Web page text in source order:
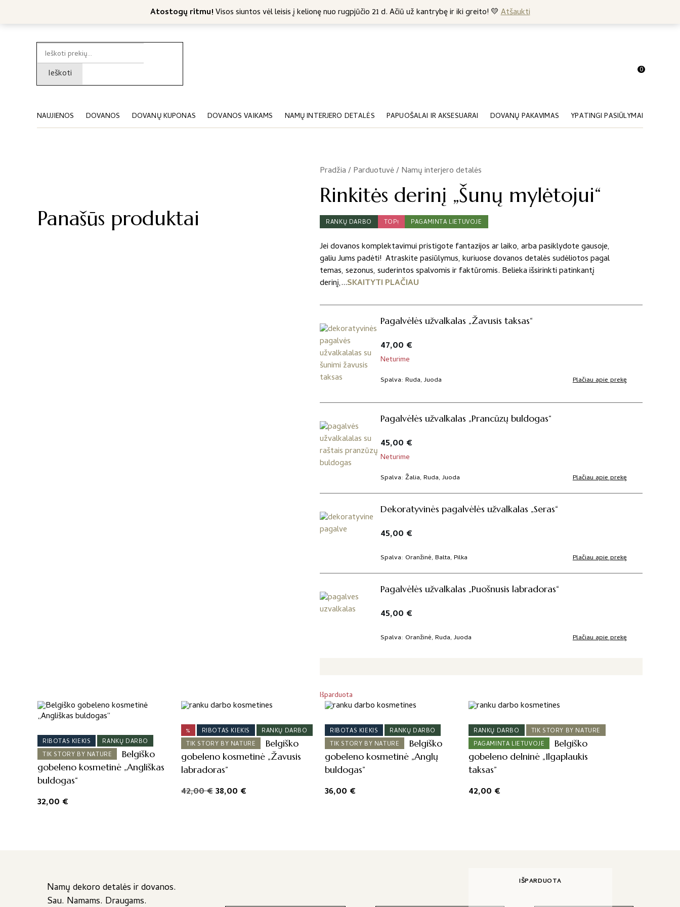
Atostogų ritmu!Visos siuntos vėl leisis į kelionę nuo rugpjūčio 21 d. Ačiū už kantrybę ir iki greito! 💛Atšaukti
Nemokamas siuntimas nuo 45 Eur
Ieškoti:
Ieškoti
0
NAUJIENOS DOVANOS DOVANŲ KUPONAS DOVANOS VAIKAMS NAMŲ INTERJERO DETALĖS PAPUOŠALAI IR AKSESUARAI DOVANŲ PAKAVIMAS YPATINGI PASIŪLYMAI
Pradžia/Parduotuvė/Namų interjero detalės
/
Rinkitės derinį „Šunų mylėtojui“
RANKŲ DARBO TOP! PAGAMINTA LIETUVOJE
Jei dovanos komplektavimui pristigote fantazijos ar laiko, arba pasiklydote gausoje,
galiu Jums padėti! Atraskite pasiūlymus, kuriuose dovanos detalės sudėliotos pagal
temas, sezonus, suderintos spalvomis ir faktūromis. Belieka išsirinkti patinkantį
derinį,...SKAITYTI PLAČIAU
Pagalvėlės užvalkalas „Žavusis taksas“
47,00 €
Neturime
Spalva Ruda, Juoda Plačiau apie prekę
Pagalvėlės užvalkalas „Prancūzų buldogas“
45,00 €
Neturime
Spalva Žalia, Ruda, Juoda Plačiau apie prekę
Dekoratyvinės pagalvėlės užvalkalas „Seras“
45,00 €
Spalva Oranžinė, Balta, Pilka Plačiau apie prekę
Pagalvėlės užvalkalas „Puošnusis labradoras“
45,00 €
Spalva Oranžinė, Ruda, Juoda Plačiau apie prekę
Išparduota
Panašūs produktai
RIBOTAS KIEKIS
RANKŲ DARBO
TIK STORY BY NATURE
Belgiško
gobeleno kosmetinė „Angliškas
buldogas“
32,00 €
% RIBOTAS KIEKIS
RANKŲ DARBO
TIK STORY BY NATURE
Belgiško
gobeleno kosmetinė „Žavusis
labradoras”
42,00€Original
38,00 €
RIBOTAS KIEKIS
RANKŲ DARBO
TIK STORY BY NATURE
Belgiško
gobeleno kosmetinė „Anglų
buldogas”
36,00 €
RANKŲ DARBO
TIK STORY BY NATURE
PAGAMINTA LIETUVOJE
Belgiško
gobeleno delninė „Ilgaplaukis
taksas”
42,00 €
IŠPARDUOTA
Namų dekoro detalės ir dovanos.
Sau. Namams. Draugams.